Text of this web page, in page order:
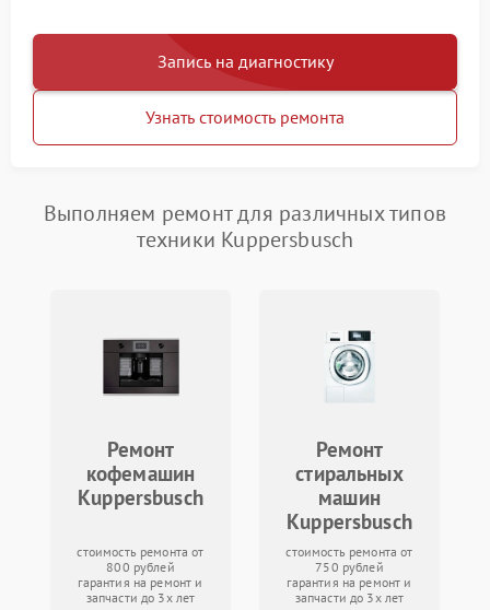
Запись на диагностику
Узнать стоимость ремонта
Выполняем ремонт для различных типов
техники Kuppersbusch
Ремонт
кофемашин
Kuppersbusch
стоимость ремонта от
800 рублей
гарантия на ремонт и
запчасти до 3х лет
Ремонт
стиральных
машин
Kuppersbusch
стоимость ремонта от
750 рублей
гарантия на ремонт и
запчасти до 3х лет